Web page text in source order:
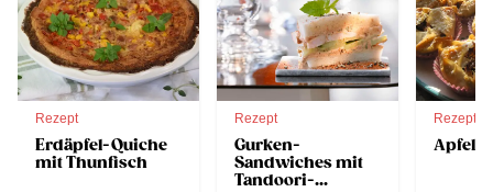
Rezept
Erdäpfel-Quiche
mit Thunfisch
Rezept
Gurken-
Sandwiches mit
Tandoori-
Rezept